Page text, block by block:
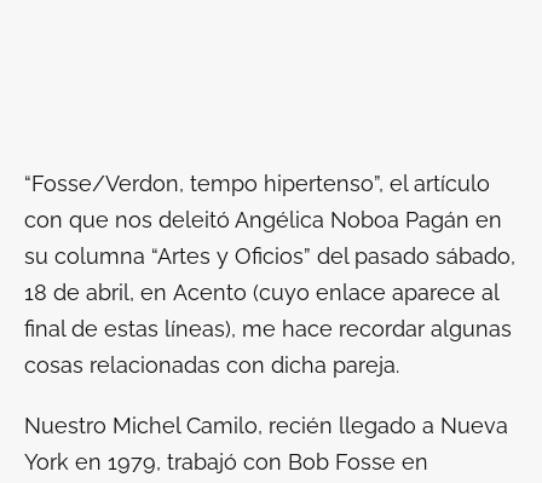
“Fosse/Verdon, tempo hipertenso”, el artículo
con que nos deleitó Angélica Noboa Pagán en
su columna “Artes y Oficios” del pasado sábado,
18 de abril, en Acento (cuyo enlace aparece al
final de estas líneas), me hace recordar algunas
cosas relacionadas con dicha pareja.
Nuestro Michel Camilo, recién llegado a Nueva
York en 1979, trabajó con Bob Fosse en